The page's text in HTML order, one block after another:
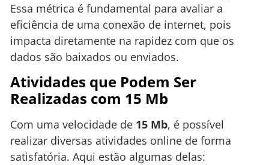
Essa métrica é fundamental para avaliar a
eficiência de uma conexão de internet, pois
impacta diretamente na rapidez com que os
dados são baixados ou enviados.
Atividades que Podem Ser
Realizadas com 15 Mb
Com uma velocidade de 15 Mb, é possível
realizar diversas atividades online de forma
satisfatória. Aqui estão algumas delas: